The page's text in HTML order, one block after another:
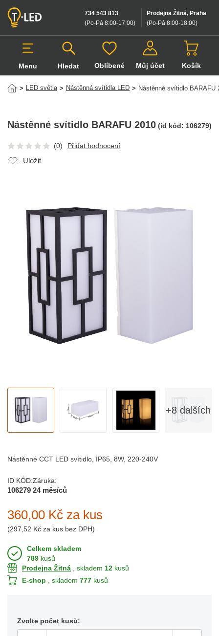
Prodejna Žitná, Praha
(Po-Pá 8:00-18:00)
734 543 813
(Po-Pá 8:00-17:00)
Menu Hledat
Hledat v produktech
Oblíbené Můj účet Košík
> LED světla > Nástěnná svítidla LED > Nástěnné svítidlo BARAFU
+8 dalších
Nástěnné svítidlo BARAFU 2010 (id kód: 106279)
(0) Přidat hodnocení
Uložit
Nástěnné CCT LED svítidlo, IP65, 8W, 220-240V
ID KÓD:
106279
Záruka:
24 měsíců
360,00 Kč za kus
(297,52 Kč za kus bez DPH)
Celkem skladem
789 kusů
Prodejna Žitná , skladem 12 kusů
E-shop , skladem 777 kusů
Zvolte počet kusů: